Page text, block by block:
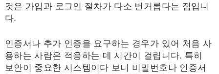
것은 가입과 로그인 절차가 다소 번거롭다는 점입니
다.
인증서나 추가 인증을 요구하는 경우가 있어 처음 사
용하는 사람은 적응하는 데 시간이 걸립니다. 특히
보안이 중요한 시스템이다 보니 비밀번호나 인증서